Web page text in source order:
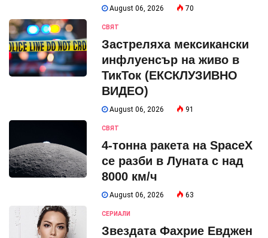
August 06, 2026 70
СВЯТ
Застреляха мексикански
инфлуенсър на живо в
ТикТок (ЕКСКЛУЗИВНО
ВИДЕО)
August 06, 2026 91
СВЯТ
4-тонна ракета на SpaceX
се разби в Луната с над
8000 км/ч
August 06, 2026 63
СЕРИАЛИ
Звездата Фахрие Евджен